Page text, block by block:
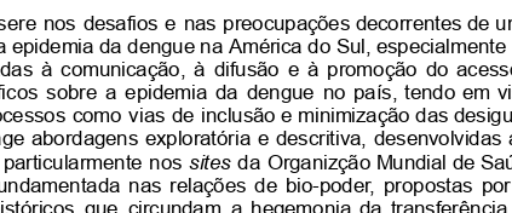
nos desafios e nas preocupações decorrentes de
epidemia da dengue na América do Sul, especialmente
à comunicação, à difusão e à promoção do
sobre a epidemia da dengue no país, tendo em
como vias de inclusão e minimização das
abordagens exploratória e descritiva, desenvolvidas
particularmente nos sites da Organizção Mundial de
nas relações de bio-poder, propostas por
que circundam a hegemonia da transferência